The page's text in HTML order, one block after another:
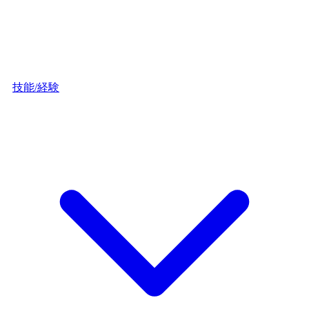
技能/経験